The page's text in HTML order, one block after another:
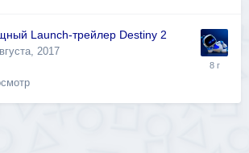
Launch-трейлер Destiny 2
2017